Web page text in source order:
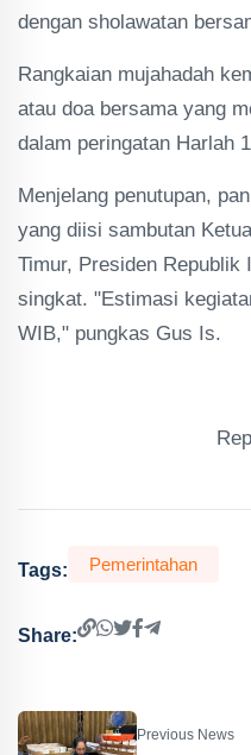
dengan sholawatan
Rangkaian mujahadah
atau doa bersama yang
dalam peringatan Harlah
Menjelang penutupan,
yang diisi sambutan
Timur, Presiden Republik
singkat. "Estimasi
WIB," pungkas Gus Is.
Tags: Pemerintahan
Share:
Previous News